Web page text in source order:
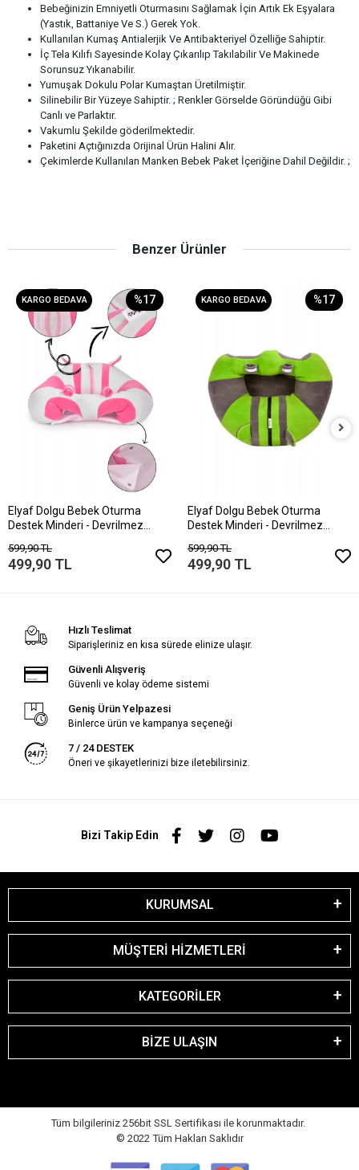
Bebeğinizin Emniyetli Oturmasını Sağlamak İçin Artık Ek Eşyalara
(Yastık, Battaniye Ve S.) Gerek Yok.
Kullanılan Kumaş Antialerjik Ve Antibakteriyel Özelliğe Sahiptir.
İç Tela Kılıfı Sayesinde Kolay Çıkarılıp Takılabilir Ve Makinede
Sorunsuz Yıkanabilir.
Yumuşak Dokulu Polar Kumaştan Üretilmiştir.
Silinebilir Bir Yüzeye Sahiptir. ; Renkler Görselde Göründüğü Gibi
Canlı ve Parlaktır.
Vakumlu Şekilde göderilmektedir.
Paketini Açtığınızda Orijinal Ürün Halini Alır.
Çekimlerde Kullanılan Manken Bebek Paket İçeriğine Dahil Değildir. ;
Benzer Ürünler
KARGO BEDAVA %17
Elyaf Dolgu Bebek Oturma
Destek Minderi - Devrilmez
Oturağı Beyaz Pembe
599,90 TL
499,90 TL
KARGO BEDAVA %17
Elyaf Dolgu Bebek Oturma
Destek Minderi - Devrilmez
Oturağı Yeşil Gri
599,90 TL
499,90 TL
Hızlı Teslimat
Siparişleriniz en kısa sürede elinize ulaşır.
Güvenli Alışveriş
Güvenli ve kolay ödeme sistemi
Geniş Ürün Yelpazesi
Binlerce ürün ve kampanya seçeneği
7 / 24 DESTEK
Öneri ve şikayetlerinizi bize iletebilirsiniz.
Bizi Takip Edin
KURUMSAL
MÜŞTERİ HİZMETLERİ
KATEGORİLER
BİZE ULAŞIN
Tüm bilgileriniz 256bit SSL Sertifikası ile korunmaktadır.
© 2022 Tüm Hakları Saklıdır